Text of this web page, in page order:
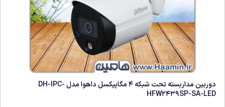
دوربین مداربسته تحت شبکه 4 مگاپیکسل داهوا مدل DH-IPC-
HFW2439SP-SA-LED